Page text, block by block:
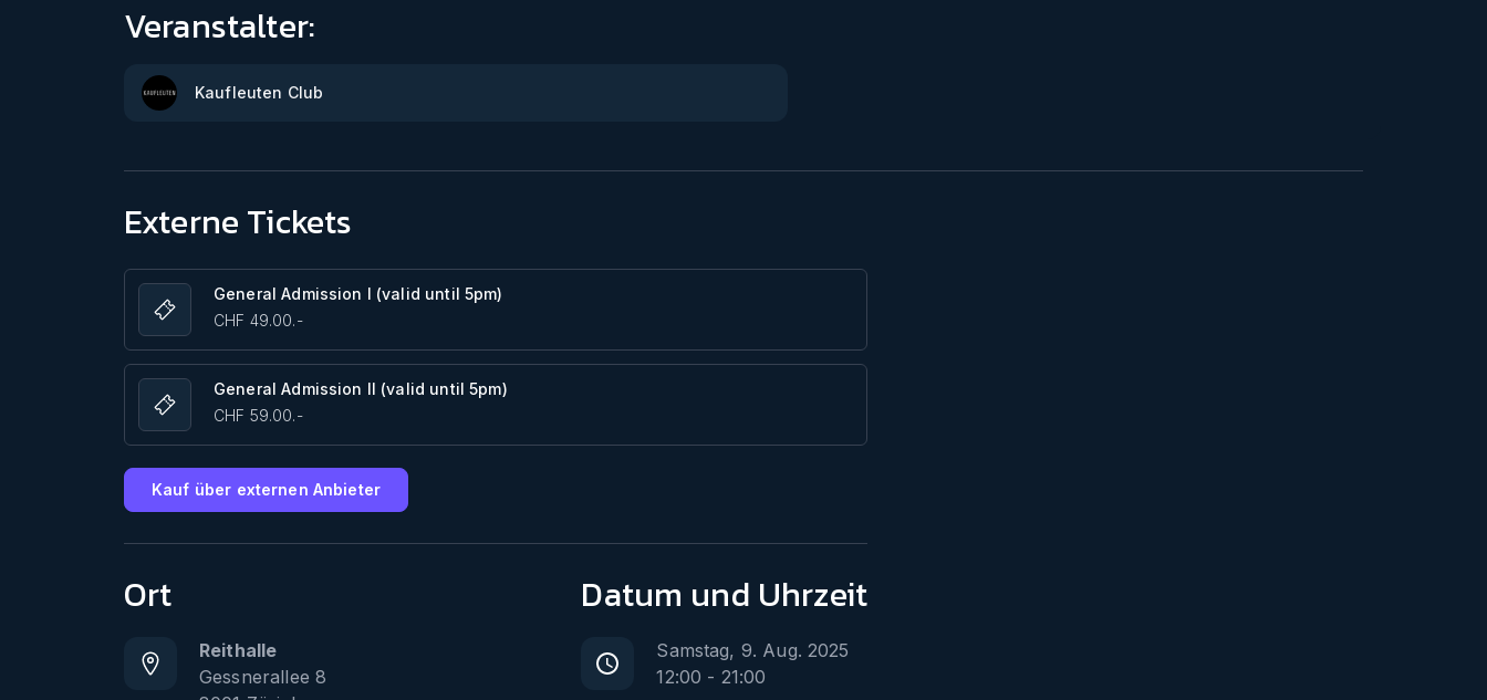
Veranstalter:
Kaufleuten Club
Externe Tickets
General Admission I (valid until 5pm)
CHF 49.00.-
General Admission II (valid until 5pm)
CHF 59.00.-
Kauf über externen Anbieter
Ort
Reithalle
Gessnerallee 8
Datum und Uhrzeit
Samstag, 9. Aug. 2025
12:00 - 21:00